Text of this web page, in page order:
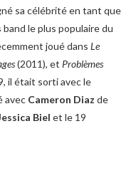
sa célébrité en tant que
band le plus populaire du
joué dans Le
(2011), et Problèmes
il était sorti avec le
avec Cameron Diaz de
Biel et le 19